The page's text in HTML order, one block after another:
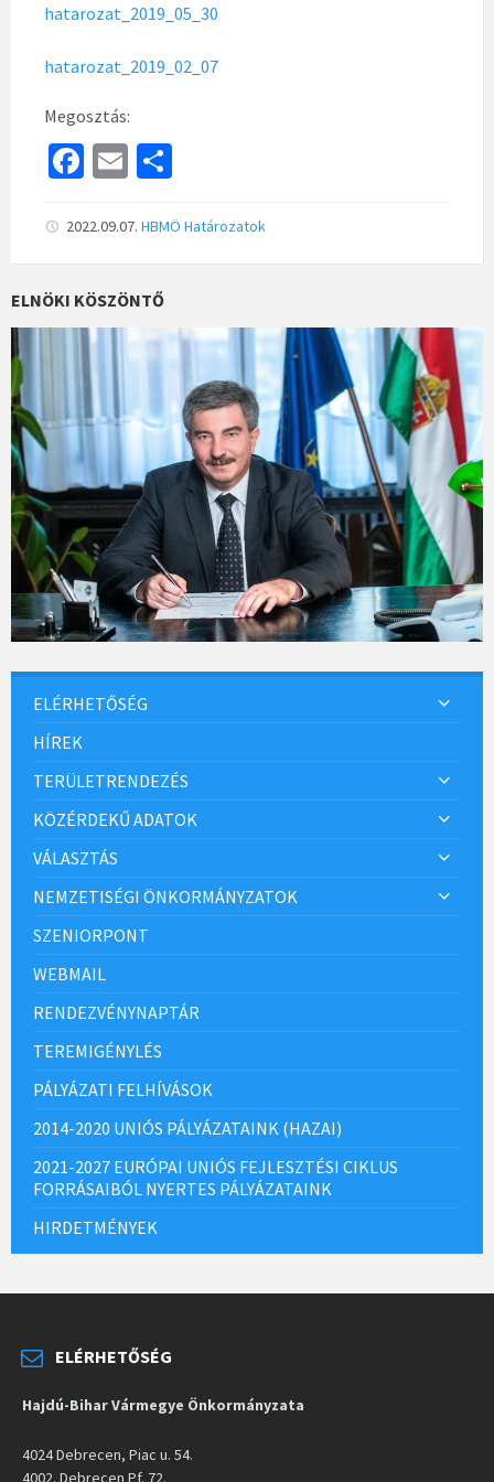
hatarozat_2019_05_30
hatarozat_2019_02_07
Megosztás:
Fa
b
o
o
k
E
ai
l
ar
e
2022.09.07. HBMÖ Határozatok
ELNÖKI KÖSZÖNTŐ
ELÉRHETŐSÉG
HÍREK
TERÜLETRENDEZÉS
KÖZÉRDEKŰ ADATOK
VÁLASZTÁS
NEMZETISÉGI ÖNKORMÁNYZATOK
SZENIORPONT
WEBMAIL
RENDEZVÉNYNAPTÁR
TEREMIGÉNYLÉS
PÁLYÁZATI FELHÍVÁSOK
2014-2020 UNIÓS PÁLYÁZATAINK (HAZAI)
2021-2027 EURÓPAI UNIÓS FEJLESZTÉSI CIKLUS
FORRÁSAIBÓL NYERTES PÁLYÁZATAINK
HIRDETMÉNYEK
ELÉRHETŐSÉG
Hajdú-Bihar Vármegye Önkormányzata
4024 Debrecen, Piac u. 54.
4002. Debrecen Pf. 72.